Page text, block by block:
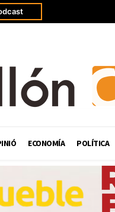
ECONOMÍA POLÍTICA